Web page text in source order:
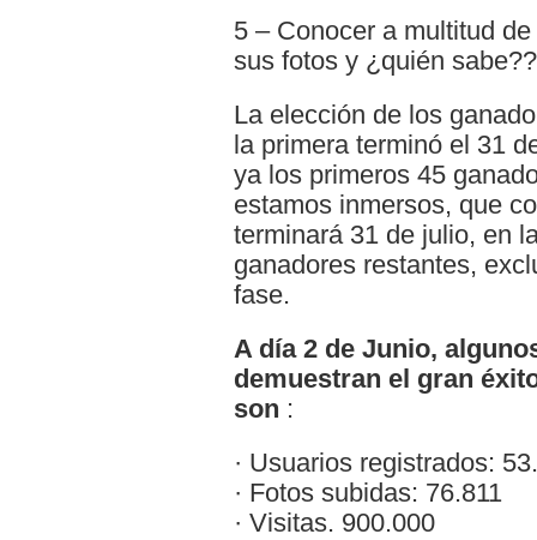
5 – Conocer a multitud
sus fotos y ¿quién
La elección de los
la primera terminó el 31
ya los primeros 45
estamos inmersos, que
terminará 31 de julio, en
ganadores restantes,
fase.
A día 2 de Junio,
demuestran el gran
son :
· Usuarios registrados:
· Fotos subidas: 76.811
· Visitas. 900.000